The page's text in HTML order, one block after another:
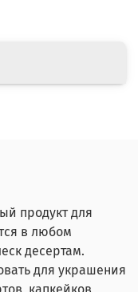
продукт для
в любом
десертам.
для украшения